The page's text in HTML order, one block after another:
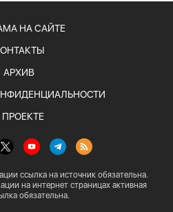
НА САЙТЕ
АРХИВ
ПРОЕКТЕ
ссылка на источник обязательна.
на интернет страницах активная
обязательна.